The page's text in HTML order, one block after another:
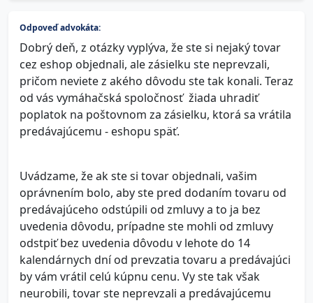
Odpoveď advokáta:
Dobrý deň, z otázky vyplýva, že ste si nejaký tovar
cez eshop objednali, ale zásielku ste neprevzali,
pričom neviete z akého dôvodu ste tak konali. Teraz
od vás vymáhačská spoločnosť žiada uhradiť
poplatok na poštovnom za zásielku, ktorá sa vrátila
predávajúcemu - eshopu späť.
Uvádzame, že ak ste si tovar objednali, vašim
oprávnením bolo, aby ste pred dodaním tovaru od
predávajúceho odstúpili od zmluvy a to ja bez
uvedenia dôvodu, prípadne ste mohli od zmluvy
odstpiť bez uvedenia dôvodu v lehote do 14
kalendárnych dní od prevzatia tovaru a predávajúci
by vám vrátil celú kúpnu cenu. Vy ste tak však
neurobili, tovar ste neprevzali a predávajúcemu